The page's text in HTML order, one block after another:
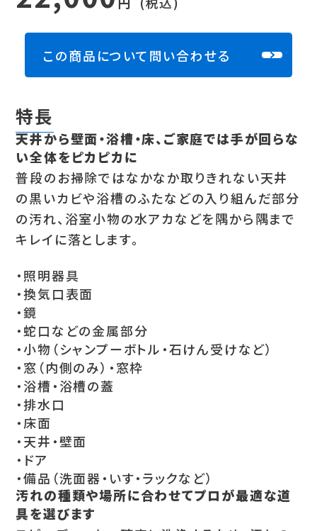
この商品について問い合わせる
特長
天井から壁面・浴槽・床、ご家庭では手が回らな
い全体をピカピカに
普段のお掃除ではなかなか取りきれない天井
の黒いカビや浴槽のふたなどの入り組んだ部分
の汚れ、浴室小物の水アカなどを隅から隅まで
キレイに落とします。
・照明器具
・換気口表面
・鏡
・蛇口などの金属部分
・小物（シャンプーボトル・石けん受けなど）
・窓（内側のみ）・窓枠
・浴槽・浴槽の蓋
・排水口
・床面
・天井・壁面
・ドア
・備品（洗面器・いす・ラックなど）
汚れの種類や場所に合わせてプロが最適な道
具を選びます